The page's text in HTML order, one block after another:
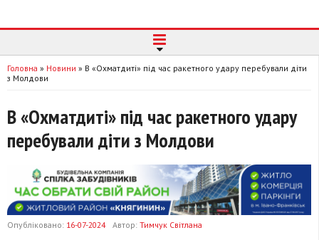
Головна » Новини » В «Охматдиті» під час ракетного удару перебували діти
з Молдови
В «Охматдиті» під час ракетного удару
перебували діти з Молдови
Опубліковано: 16-07-2024 Автор: Тимчук Світлана